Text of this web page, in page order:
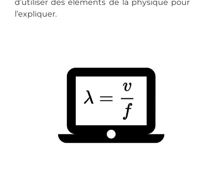
d’utiliser des éléments de la physique pour
l’expliquer.